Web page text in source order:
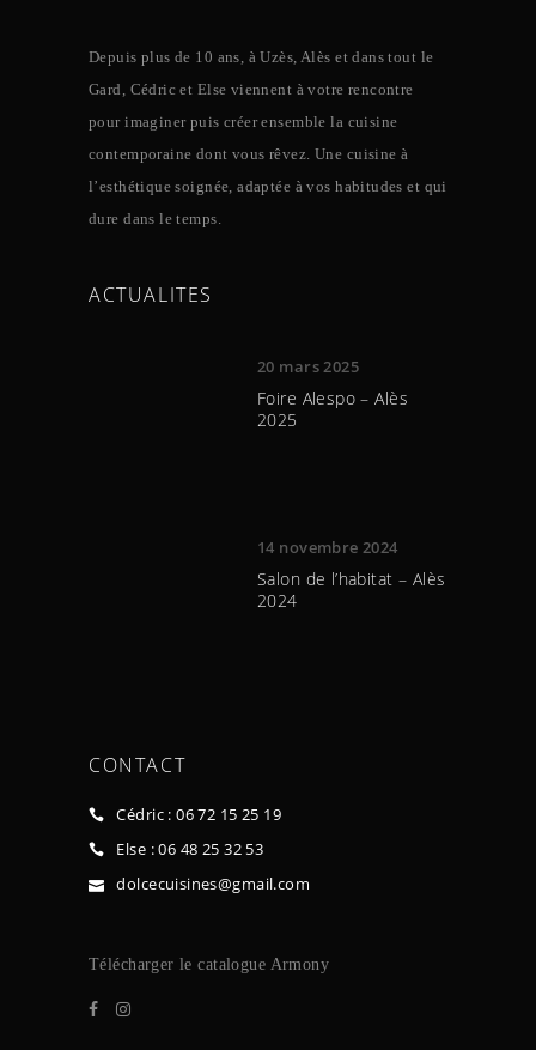
Depuis plus de 10 ans, à Uzès, Alès et dans tout le
Gard, Cédric et Else viennent à votre rencontre
pour imaginer puis créer ensemble la cuisine
contemporaine dont vous rêvez. Une cuisine à
l’esthétique soignée, adaptée à vos habitudes et qui
dure dans le temps.
ACTUALITES
20 mars 2025
Foire Alespo – Alès
2025
14 novembre 2024
Salon de l’habitat – Alès
2024
CONTACT
Cédric : 06 72 15 25 19
Else : 06 48 25 32 53
dolcecuisines@gmail.com
Télécharger le catalogue Armony